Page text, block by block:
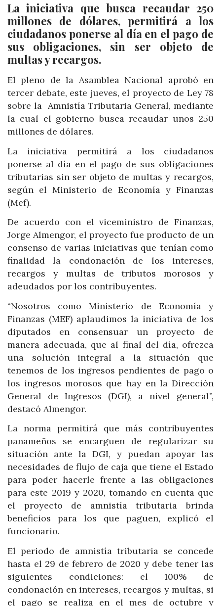
La iniciativa que busca recaudar 250
millones de dólares, permitirá a los
ciudadanos ponerse al día en el pago de
sus obligaciones, sin ser objeto de
multas y recargos.
El pleno de la Asamblea Nacional aprobó en
tercer debate, este jueves, el proyecto de Ley 78
sobre la Amnistía Tributaria General, mediante
la cual el gobierno busca recaudar unos 250
millones de dólares.
La iniciativa permitirá a los ciudadanos
ponerse al día en el pago de sus obligaciones
tributarias sin ser objeto de multas y recargos,
según el Ministerio de Economía y Finanzas
(Mef).
De acuerdo con el viceministro de Finanzas,
Jorge Almengor, el proyecto fue producto de un
consenso de varias iniciativas que tenían como
finalidad la condonación de los intereses,
recargos y multas de tributos morosos y
adeudados por los contribuyentes.
“Nosotros como Ministerio de Economía y
Finanzas (MEF) aplaudimos la iniciativa de los
diputados en consensuar un proyecto de
manera adecuada, que al final del día, ofrezca
una solución integral a la situación que
tenemos de los ingresos pendientes de pago o
los ingresos morosos que hay en la Dirección
General de Ingresos (DGI), a nivel general”,
destacó Almengor.
La norma permitirá que más contribuyentes
panameños se encarguen de regularizar su
situación ante la DGI, y puedan apoyar las
necesidades de flujo de caja que tiene el Estado
para poder hacerle frente a las obligaciones
para este 2019 y 2020, tomando en cuenta que
el proyecto de amnistía tributaria brinda
beneficios para los que paguen, explicó el
funcionario.
El periodo de amnistía tributaria se concede
hasta el 29 de febrero de 2020 y debe tener las
siguientes condiciones: el 100% de
condonación en intereses, recargos y multas, si
el pago se realiza en el mes de octubre y